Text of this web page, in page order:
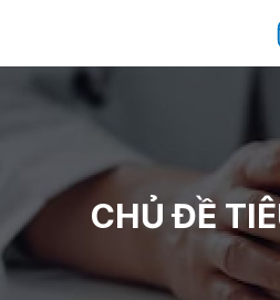
CHỦ ĐỀ